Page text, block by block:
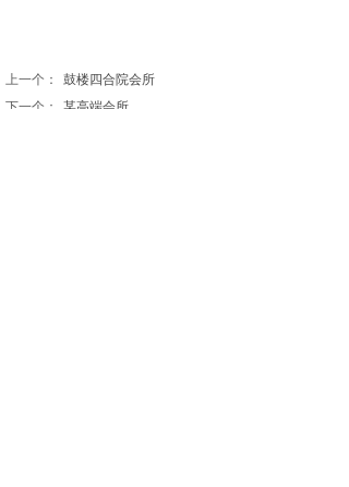
上一个：
鼓楼四合院会所
下一个：
某高端会所